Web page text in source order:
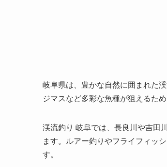
岐阜県は、豊かな自然に囲まれた
ジマスなど多彩な魚種が狙えるた
渓流釣り 岐阜では、長良川や吉田
ます。ルアー釣りやフライフィッ
す。